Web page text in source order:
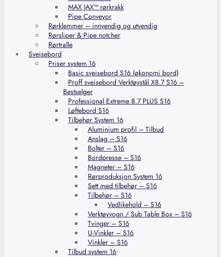
MAX JAX™ rørkrakk
Pipe Conveyor
Rørklemmer – innvendig og utvendig
Rørsliper & Pipe notcher
Rørtralle
Sveisebord
Priser system 16
Basic sveisebord S16 (økonomi bord)
Proff sveisebord Verktøystål X8.7 S16 –
Bestselger
Professional Extreme 8.7 PLUS S16
Løftebord S16
Tilbehør System 16
Aluminium profil – Tilbud
Anslag – S16
Bolter – S16
Bordpresse – S16
Magneter – S16
Rørproduksjon System 16
Sett med tilbehør – S16
Tilbehør – S16
Vedlikehold – S16
Verktøyvogn / Sub Table Box – S16
Tvinger – S16
U-Vinkler – S16
Vinkler – S16
Tilbud system 16